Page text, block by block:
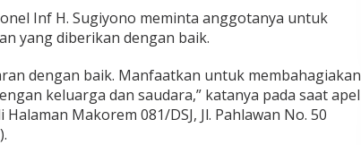
Inf H. Sugiyono meminta anggotanya untuk
yang diberikan dengan baik.
dengan baik. Manfaatkan untuk membahagiakan
keluarga dan saudara,” katanya pada saat apel
Makorem 081/DSJ, Jl. Pahlawan No. 50